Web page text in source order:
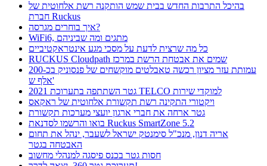
בהיכל התרבות החדש בבית שמש הותקנה רשת אלחוטית של
חברת Ruckus
איך בוחרים מגרסה?
WiFi6, מתגים ומה שביניהם
כל מה שרצית לדעת על מסכי מגע אינטראקטיביים
RUCKUS Cloudpath שמים את אבטחת הרשת במרכז
עמותת עזר מציון רכשה טאבלטים מוקשחים של פנסוניק בכ-200
אלף ש'
גטר השתתפה בתערוכת 2021 TELCO למוקדי שירות
ויקטורי התקינה רשת תקשורת אלחוטית של ראקאס
גטר ארחה את חברי ארגון יועצי מערכות תקשורת
בואו והרשמו לסדנאת Ruckus SmartZone 5.2
אריה דנון, מנכ"ל סימנטק ישראל לשעבר, ינהל את תחום
האבטחה בגטר
חסות גטר בכנס פיסגה למנהלי מחשוב